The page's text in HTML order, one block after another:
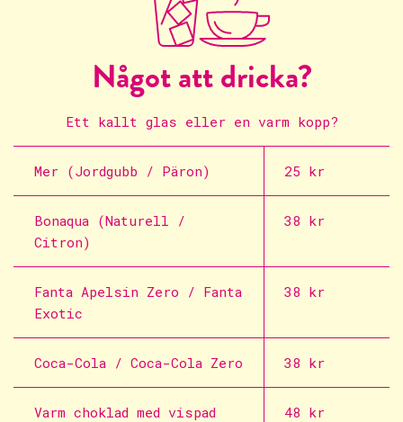
Något att dricka?
Ett kallt glas eller en varm kopp?
Mer (Jordgubb / Päron) 25 kr
Bonaqua (Naturell /
Citron)
38 kr
Fanta Apelsin Zero / Fanta
Exotic
38 kr
Coca-Cola / Coca-Cola Zero 38 kr
Varm choklad med vispad
48 kr